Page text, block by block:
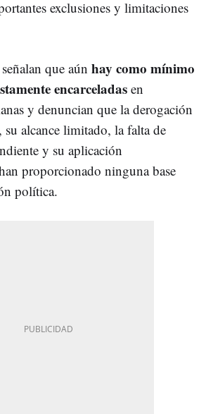
exclusiones y limitaciones
que aún hay como mínimo
encarceladas en
y denuncian que la derogación
su alcance limitado, la falta de
y su aplicación
proporcionado ninguna base
política.